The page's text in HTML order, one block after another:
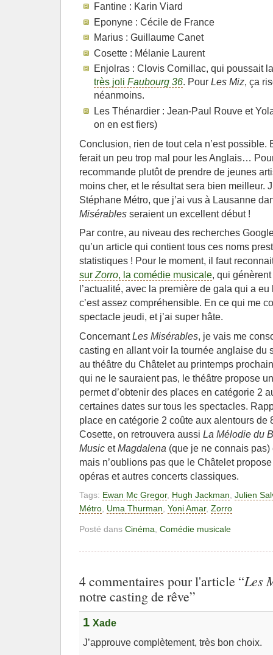
Fantine : Karin Viard
Eponyne : Cécile de France
Marius : Guillaume Canet
Cosette : Mélanie Laurent
Enjolras : Clovis Cornillac, qui poussait
très joliFaubourg 36. PourLes Miz, ça
néanmoins.
Les Thénardier : Jean-Paul Rouve et
on en est fiers)
Conclusion, rien de tout cela n’est possible.
ferait un peu trop mal pour les Anglais…
recommande plutôt de prendre de jeunes
moins cher, et le résultat sera bien meilleur.
Stéphane Métro, que j’ai vus à Lausanne
Misérables seraient un excellent début !
Par contre, au niveau des recherches
qu’un article qui contient tous ces noms
statistiques ! Pour le moment, il faut
sur Zorro, la comédie musicale, qui
l’actualité, avec la première de gala qui a
c’est assez compréhensible. En ce qui me
spectacle jeudi, et j’ai super hâte.
ConcernantLes Misérables, je vais me
casting en allant voir la tournée anglaise du
au théâtre du Châtelet au printemps
qui ne le sauraient pas, le théâtre propose
permet d’obtenir des places en catégorie 2
certaines dates sur tous les spectacles.
place en catégorie 2 coûte aux alentours de
Cosette, on retrouvera aussi La Mélodie du
Music etMagdalena (que je ne connais
mais n’oublions pas que le Châtelet
opéras et autres concerts classiques.
Tags: Ewan Mc Gregor, Hugh Jackman Julien
Métro Uma Thurman Yoni Amar, Zorro
Posté dans Cinéma, Comédie musicale
4 commentaires pour l'article “Les
notre casting de rêve”
1 Xade
J’approuve complètement, très bon choix.